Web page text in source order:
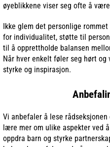
øyeblikkene viser seg ofte å
Ikke glem det personlige
for individualitet, støtte til
til å opprettholde balansen
Når hver enkelt føler seg hørt
styrke og inspirasjon.
Vi anbefaler å lese
lære mer om ulike aspekter ved
oppdra barn og styrke